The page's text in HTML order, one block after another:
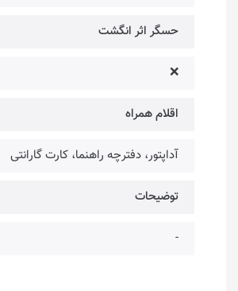
حسگر اثر انگشت
❌
اقلام همراه
آداپتور، دفترچه راهنما، کارت گارانتی
توضیحات
-